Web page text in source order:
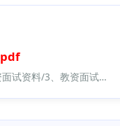
pdf
中小幼教资资源/26、教资面试资料/3、教资面试资料包大全 最新/【45】大圣中小幼面试资料包/